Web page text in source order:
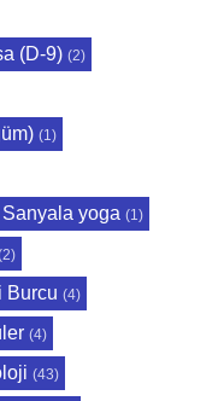
(D-9) (2)
(1)
Sanyala yoga (1)
Burcu (4)
(4)
(43)